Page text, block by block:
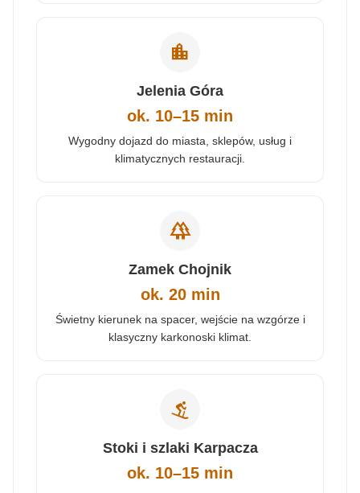
location_city
Jelenia Góra
ok. 10–15 min
Wygodny dojazd do miasta, sklepów, usług i
klimatycznych restauracji.
forest
Zamek Chojnik
ok. 20 min
Świetny kierunek na spacer, wejście na wzgórze i
klasyczny karkonoski klimat.
downhill_skiing
Stoki i szlaki Karpacza
ok. 10–15 min